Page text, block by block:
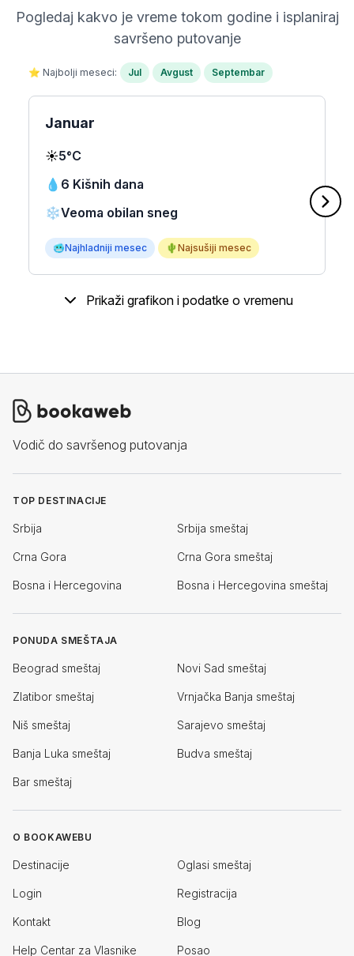
Pogledaj kakvo je vreme tokom godine i isplaniraj
savršeno putovanje
⭐ Najbolji meseci: Jul Avgust Septembar
Januar
☀️5°C
💧 6 Kišnih dana
❄️Veoma obilan sneg
🥶Najhladniji mesec 🌵Najsušiji mesec
Prikaži grafikon i podatke o vremenu
Vodič do savršenog putovanja
TOP DESTINACIJE
Srbija Srbija smeštaj
Crna Gora Crna Gora smeštaj
Bosna i Hercegovina Bosna i Hercegovina smeštaj
PONUDA SMEŠTAJA
Beograd smeštaj Novi Sad smeštaj
Zlatibor smeštaj Vrnjačka Banja smeštaj
Niš smeštaj Sarajevo smeštaj
Banja Luka smeštaj Budva smeštaj
Bar smeštaj
O BOOKAWEBU
Destinacije Oglasi smeštaj
Login Registracija
Kontakt Blog
Help Centar za Vlasnike Posao